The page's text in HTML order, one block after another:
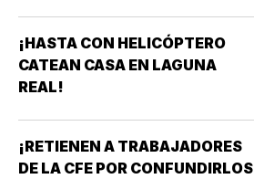
¡HASTA CON HELICÓPTERO
CATEAN CASA EN LAGUNA
REAL!
¡RETIENEN A TRABAJADORES
DE LA CFE POR CONFUNDIRLOS